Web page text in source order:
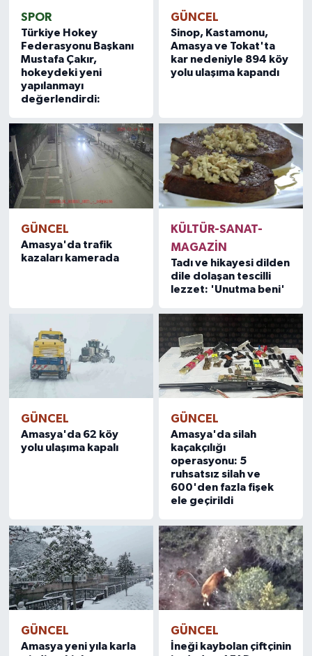
SPOR
Türkiye Hokey
Federasyonu Başkanı
Mustafa Çakır,
hokeydeki yeni
yapılanmayı
değerlendirdi:
GÜNCEL
Sinop, Kastamonu,
Amasya ve Tokat'ta
kar nedeniyle 894 köy
yolu ulaşıma kapandı
GÜNCEL
Amasya'da trafik
kazaları kamerada
KÜLTÜR-SANAT-
MAGAZİN
Tadı ve hikayesi dilden
dile dolaşan tescilli
lezzet: 'Unutma beni'
GÜNCEL
Amasya'da 62 köy
yolu ulaşıma kapalı
GÜNCEL
Amasya'da silah
kaçakçılığı
operasyonu: 5
ruhsatsız silah ve
600'den fazla fişek
ele geçirildi
GÜNCEL
Amasya yeni yıla karla
GÜNCEL
İneği kaybolan çiftçinin